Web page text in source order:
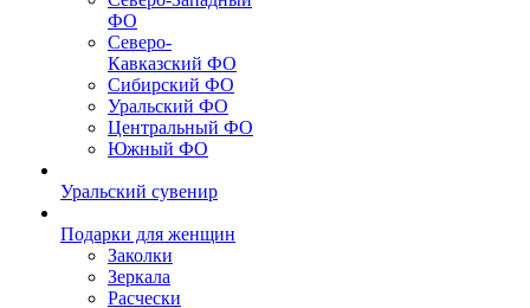
ФО
Северо-
Кавказский ФО
Сибирский ФО
Уральский ФО
Центральный ФО
Южный ФО
Уральский сувенир
Подарки для женщин
Заколки
Зеркала
Расчески